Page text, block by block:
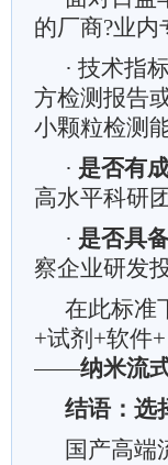
的厂商?业内
· 技术指
方检测报告
小颗粒检测
· 是否有
高水平科研
· 是否具
察企业研发
在此标准
+试剂+软件
——纳米流
结语：选
国产高端